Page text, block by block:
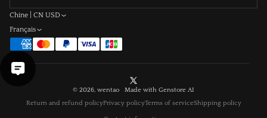
Chine | CN USD
Français
X
© 2026, wentao Made with Genstore AI
Return and refund policyPrivacy policyTerms of serviceShipping policy